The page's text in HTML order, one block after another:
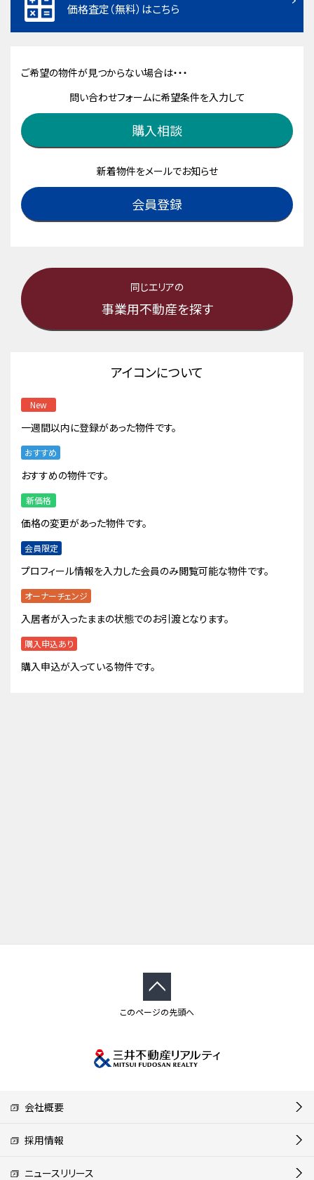
価格査定（無料）はこちら
ご希望の物件が見つからない場合は・・・
問い合わせフォームに希望条件を入力して
購入相談
新着物件をメールでお知らせ
会員登録
同じエリアの
事業用不動産を探す
アイコンについて
New
一週間以内に登録があった物件です。
おすすめ
おすすめの物件です。
新価格
価格の変更があった物件です。
会員限定
プロフィール情報を入力した会員のみ閲覧可能な物件です。
オーナーチェンジ
入居者が入ったままの状態でのお引渡となります。
購入申込あり
購入申込が入っている物件です。
このページの先頭へ
会社概要
採用情報
ニュースリリース